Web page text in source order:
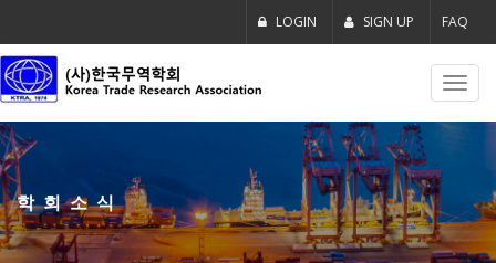
LOGIN SIGN UP FAQ
학회소식